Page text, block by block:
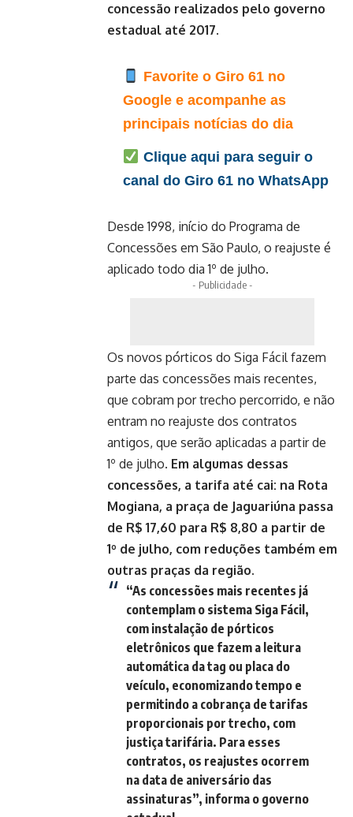
concessão realizados pelo governo
estadual até 2017.
Favorite o Giro 61 no
Google e acompanhe as
principais notícias do dia
Clique aqui para seguir o
canal do Giro 61 no WhatsApp
Desde 1998, início do Programa de
Concessões em São Paulo, o reajuste é
aplicado todo dia 1º de julho.
- Publicidade -
Os novos pórticos do Siga Fácil fazem
parte das concessões mais recentes,
que cobram por trecho percorrido, e não
entram no reajuste dos contratos
antigos, que serão aplicadas a partir de
1º de julho. Em algumas dessas
concessões, a tarifa até cai: na Rota
Mogiana, a praça de Jaguariúna passa
de R$ 17,60 para R$ 8,80 a partir de
1º de julho, com reduções também em
outras praças da região.
“As concessões mais recentes já
contemplam o sistema Siga Fácil,
com instalação de pórticos
eletrônicos que fazem a leitura
automática da tag ou placa do
veículo, economizando tempo e
permitindo a cobrança de tarifas
proporcionais por trecho, com
justiça tarifária. Para esses
contratos, os reajustes ocorrem
na data de aniversário das
assinaturas”, informa o governo